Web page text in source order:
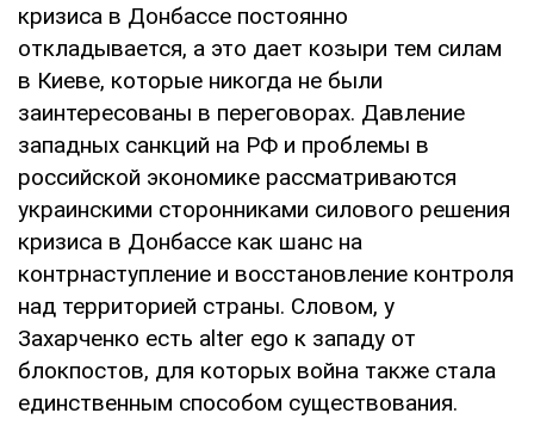
кризиса в Донбассе постоянно
откладывается, а это дает козыри тем силам
в Киеве, которые никогда не были
заинтересованы в переговорах. Давление
западных санкций на РФ и проблемы в
российской экономике рассматриваются
украинскими сторонниками силового решения
кризиса в Донбассе как шанс на
контрнаступление и восстановление контроля
над территорией страны. Словом, у
Захарченко есть alter ego к западу от
блокпостов, для которых война также стала
единственным способом существования.